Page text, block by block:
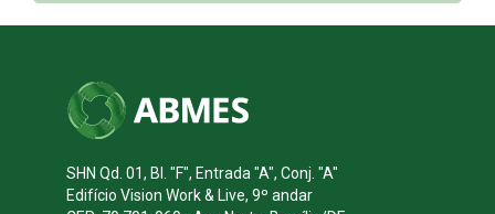
SHN Qd. 01, Bl. "F", Entrada "A", Conj. "A"
Edifício Vision Work & Live, 9º andar